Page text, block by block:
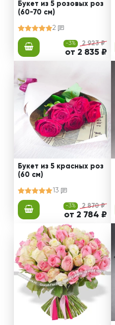
Букет из 5 розовых роз
(60-70 см)
2
-3% 2 923 ₽
от 2 835 ₽
Букет из 5 красных роз
(60 см)
13
-3% 2 870 ₽
от 2 784 ₽